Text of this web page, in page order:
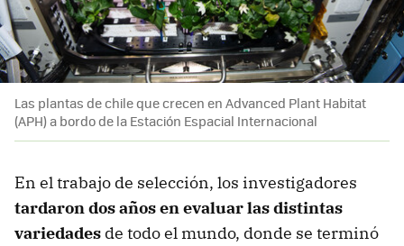
Las plantas de chile que crecen en Advanced Plant Habitat
(APH) a bordo de la Estación Espacial Internacional
En el trabajo de selección, los investigadores
tardaron dos años en evaluar las distintas
variedades de todo el mundo, donde se terminó